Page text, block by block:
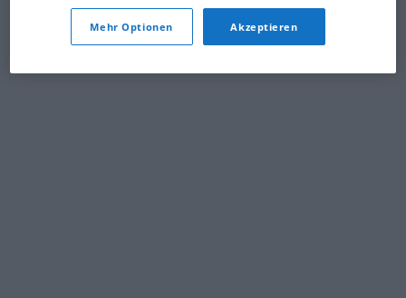
Mehr Optionen Akzeptieren